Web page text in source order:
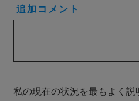
追加コメント
私の現在の状況を最もよく説